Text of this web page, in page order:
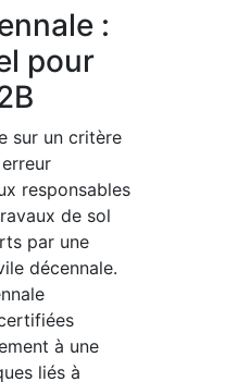
:
pour
sur un critère
responsables
de sol
par une
décennale.
à une
liés à